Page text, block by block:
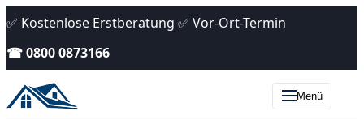
✅ Kostenlose Erstberatung ✅ Vor-Ort-Termin
☎ 0800 0873166
Menü